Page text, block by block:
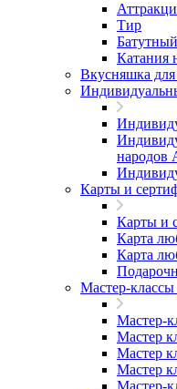
Тир
Катания
Вкусняшка
народов
Карты и
Карты и
Карта
Карта
Мастер-классы
Мастер-
Мастер
Мастер
Мастер
Мастер-